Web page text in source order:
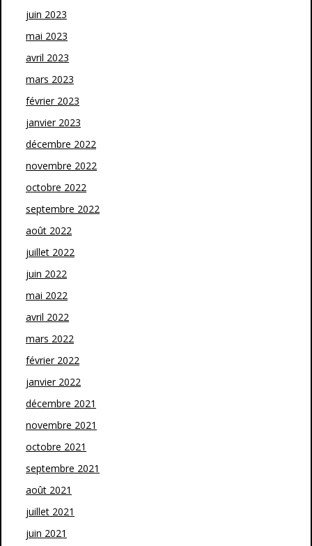
juin 2023
mai 2023
avril 2023
mars 2023
février 2023
janvier 2023
décembre 2022
novembre 2022
octobre 2022
septembre 2022
août 2022
juillet 2022
juin 2022
mai 2022
avril 2022
mars 2022
février 2022
janvier 2022
décembre 2021
novembre 2021
octobre 2021
septembre 2021
août 2021
juillet 2021
juin 2021